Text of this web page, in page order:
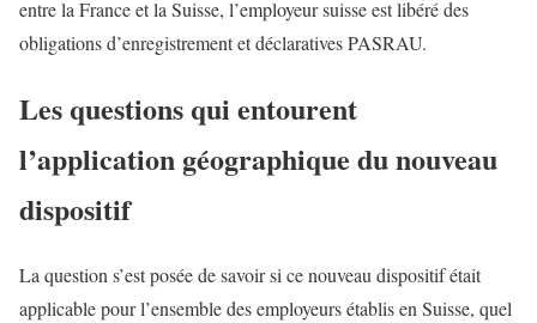
entre la France et la Suisse, l’employeur suisse est libéré des
obligations d’enregistrement et déclaratives PASRAU.
Les questions qui entourent
l’application géographique du nouveau
dispositif
La question s’est posée de savoir si ce nouveau dispositif était
applicable pour l’ensemble des employeurs établis en Suisse, quel